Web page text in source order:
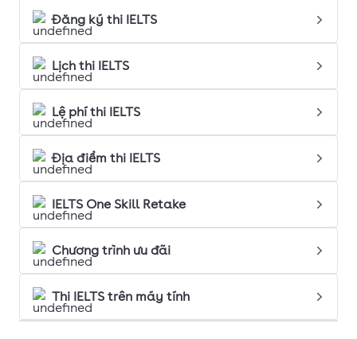
Đăng ký thi IELTS
Lịch thi IELTS
Lệ phí thi IELTS
Địa điểm thi IELTS
IELTS One Skill Retake
Chương trình ưu đãi
Thi IELTS trên máy tính